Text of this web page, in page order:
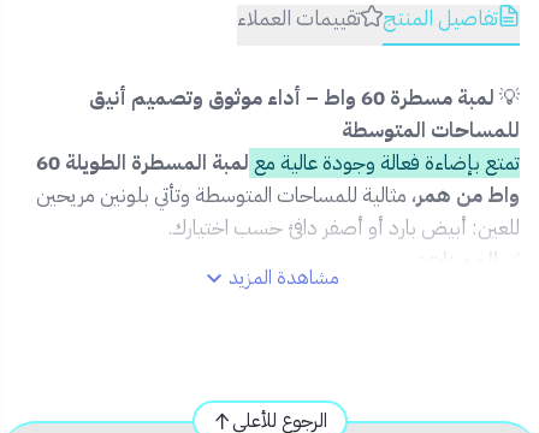
تفاصيل المنتج تقييمات العملاء
💡
لمبة مسطرة 60 واط – أداء موثوق وتصميم أنيق
للمساحات المتوسطة
تمتع بإضاءة فعالة وجودة عالية مع
لمبة المسطرة الطويلة 60
واط من همر، مثالية للمساحات المتوسطة وتأتي بلونين مريحين
للعين: أبيض بارد أو أصفر دافئ حسب اختيارك.
المميزات:
📏 تصميم مسطح وأنيق يندمج بسلاسة مع الأسقف
مشاهدة المزيد
الرجوع للأعلى